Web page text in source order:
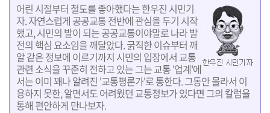
어린 시절부터 철도를 좋아했다는 한우진 시민기
자. 자연스럽게 공공교통 전반에 관심을 두기 시작
했고, 시민의 발이 되는 공공교통이야말로 나라 발
전의 핵심 요소임을 깨달았다. 굵직한 이슈부터 깨
알 같은 정보에 이르기까지 시민의 입장에서 교통
관련 소식을 꾸준히 전하고 있는 그는 교통 '업계'에
서는 이미 꽤나 알려진 '교통평론가'로 통한다. 그동안 몰라서 이
용하지 못한, 알면서도 어려웠던 교통정보가 있다면 그의 칼럼을
통해 편안하게 만나보자.